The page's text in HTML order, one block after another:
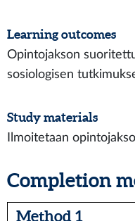
Learning outcomes
Opintojakson
sosiologisen
Study materials
Ilmoitetaan
Completion
Method 1